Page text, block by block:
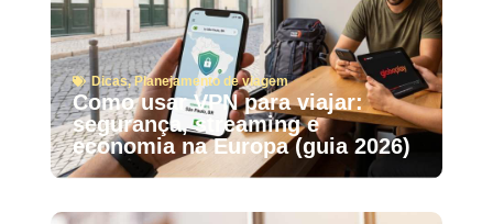
Dicas,Planejamento de viagem
Como usar VPN para viajar:
segurança, streaming e
economia na Europa (guia 2026)